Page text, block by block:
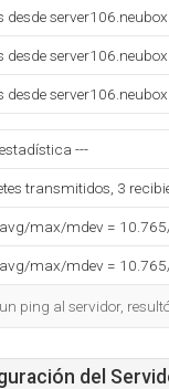
desde
desde
desde
---
transmitidos, 3
max/mdev =
max/mdev =
ping al servidor,
del